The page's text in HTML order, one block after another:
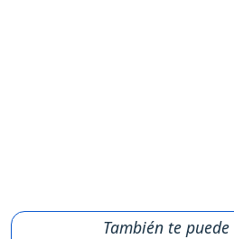
También te